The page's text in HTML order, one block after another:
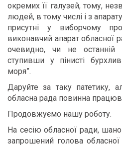
окремих її галузей, тому,
людей, в тому числі і з
присутні у виборчому
виконавчий апарат обласної
очевидно, чи не останній
ступивши у пінисті
моря”.
Даруйте за таку
обласна рада повинна
Продовжуємо нашу роботу.
На сесію обласної ради,
запрошений голова обласної